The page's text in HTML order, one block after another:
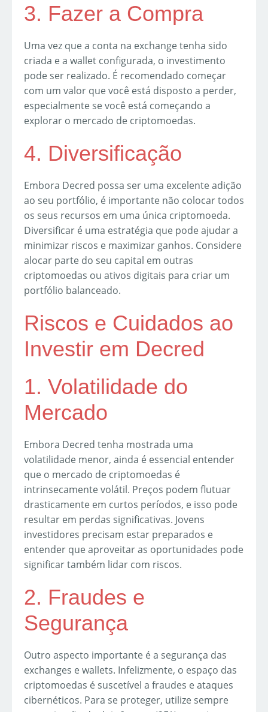
3. Fazer a Compra
Uma vez que a conta na exchange tenha sido
criada e a wallet configurada, o investimento
pode ser realizado. É recomendado começar
com um valor que você está disposto a perder,
especialmente se você está começando a
explorar o mercado de criptomoedas.
4. Diversificação
Embora Decred possa ser uma excelente adição
ao seu portfólio, é importante não colocar todos
os seus recursos em uma única criptomoeda.
Diversificar é uma estratégia que pode ajudar a
minimizar riscos e maximizar ganhos. Considere
alocar parte do seu capital em outras
criptomoedas ou ativos digitais para criar um
portfólio balanceado.
Riscos e Cuidados ao
Investir em Decred
1. Volatilidade do
Mercado
Embora Decred tenha mostrada uma
volatilidade menor, ainda é essencial entender
que o mercado de criptomoedas é
intrinsecamente volátil. Preços podem flutuar
drasticamente em curtos períodos, e isso pode
resultar em perdas significativas. Jovens
investidores precisam estar preparados e
entender que aproveitar as oportunidades pode
significar também lidar com riscos.
2. Fraudes e
Segurança
Outro aspecto importante é a segurança das
exchanges e wallets. Infelizmente, o espaço das
criptomoedas é suscetível a fraudes e ataques
cibernéticos. Para se proteger, utilize sempre